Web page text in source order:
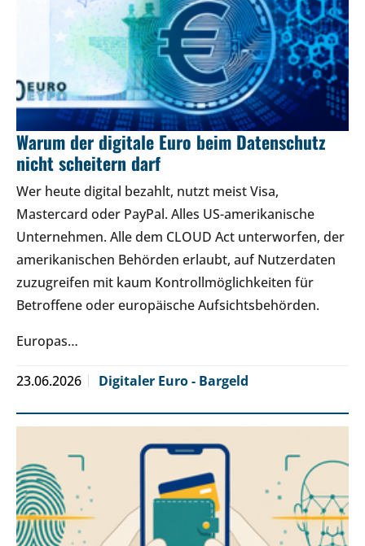
Warum der digitale Euro beim Datenschutz
nicht scheitern darf
Wer heute digital bezahlt, nutzt meist Visa,
Mastercard oder PayPal. Alles US-amerikanische
Unternehmen. Alle dem CLOUD Act unterworfen, der
amerikanischen Behörden erlaubt, auf Nutzerdaten
zuzugreifen mit kaum Kontrollmöglichkeiten für
Betroffene oder europäische Aufsichtsbehörden.
Europas…
23.06.2026 Digitaler Euro - Bargeld